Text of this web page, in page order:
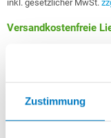
Zustimmung
inkl. gesetzlicher MwSt.
Versandkostenfreie
Weitere